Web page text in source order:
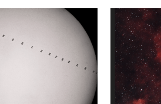
2026před Sluncem. ZajímavéMajestátní